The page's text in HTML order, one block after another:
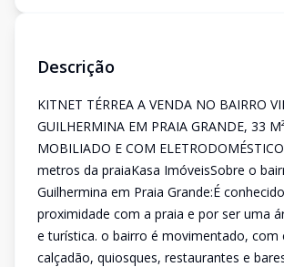
Descrição
KITNET TÉRREA A VENDA NO BAIRRO
GUILHERMINA EM PRAIA GRANDE, 33
MOBILIADO E COM
metros da praiaKasa ImóveisSobre o
Guilhermina em Praia Grande:É
proximidade com a praia e por ser uma
e turística. o bairro é movimentado, com
calçadão, quiosques, restaurantes e